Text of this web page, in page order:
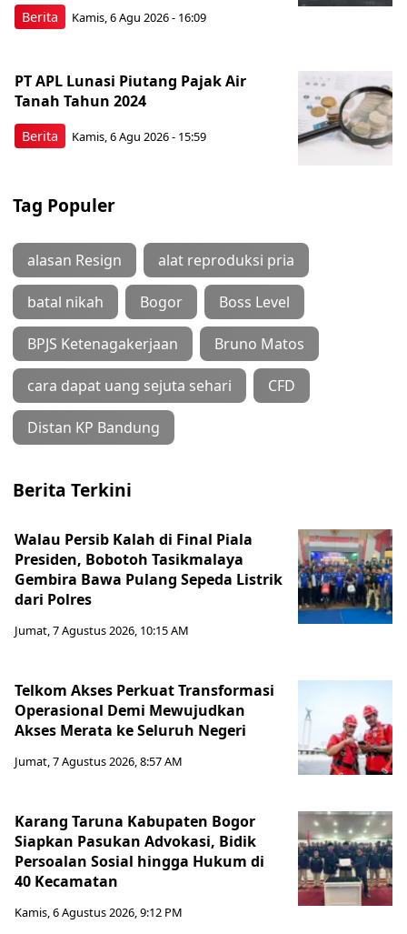
Berita Kamis, 6 Agu 2026 - 16:09
Berita
PT APL Lunasi Piutang Pajak Air
Tanah Tahun 2024
Kamis, 6 Agu 2026 - 15:59
Tag Populer
alasan Resign alat reproduksi pria
batal nikah Bogor Boss Level
BPJS Ketenagakerjaan Bruno Matos
cara dapat uang sejuta sehari CFD
Distan KP Bandung
Berita Terkini
Walau Persib Kalah di Final Piala
Presiden, Bobotoh Tasikmalaya
Gembira Bawa Pulang Sepeda Listrik
dari Polres
Jumat, 7 Agustus 2026, 10:15 AM
Telkom Akses Perkuat Transformasi
Operasional Demi Mewujudkan
Akses Merata ke Seluruh Negeri
Jumat, 7 Agustus 2026, 8:57 AM
Karang Taruna Kabupaten Bogor
Siapkan Pasukan Advokasi, Bidik
Persoalan Sosial hingga Hukum di
40 Kecamatan
Kamis, 6 Agustus 2026, 9:12 PM